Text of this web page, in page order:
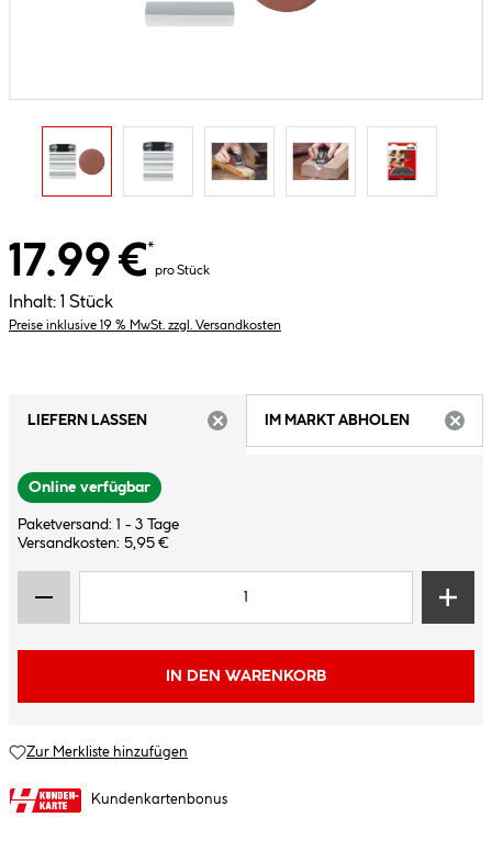
17.99 €*
pro Stück
Inhalt: 1 Stück
Preise inklusive 19 % MwSt. zzgl. Versandkosten
LIEFERN LASSEN
IM MARKT ABHOLEN
Online verfügbar
Paketversand: 1 - 3 Tage
Versandkosten: 5,95 €
IN DEN WARENKORB
Zur Merkliste hinzufügen
Kundenkartenbonus